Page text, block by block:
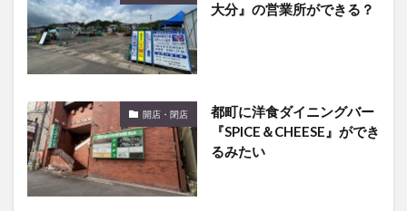
大分』の営業所ができる？
開店・閉店
都町に洋食ダイニングバー
『SPICE＆CHEESE』ができ
るみたい